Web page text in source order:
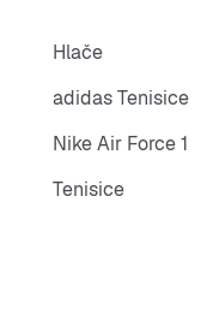
Hlače
adidas Tenisice
Nike Air Force 1
Tenisice